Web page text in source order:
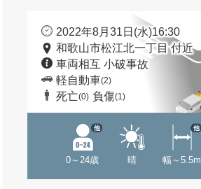
2022年8月31日(水)16:30
和歌山市松江北一丁目 付近
車両相互 小破事故
軽自動車(2)
死亡(0) 負傷(1)
0～24歳
他
晴 幅～5.5m
他